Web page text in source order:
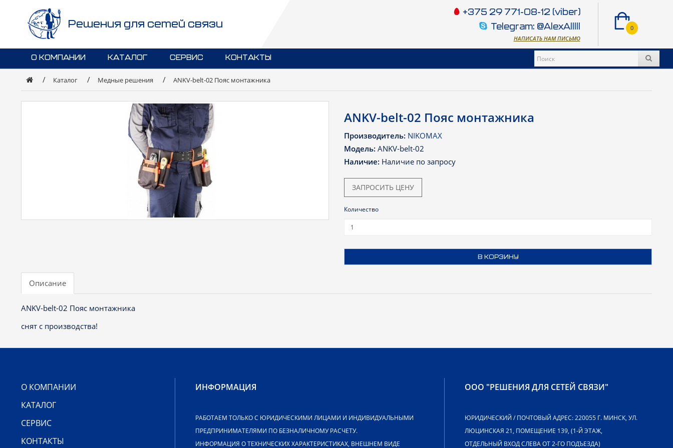
Решения для сетей связи
+375 29 771-08-12 (viber)
Telegram: @AlexAlllll
НАПИСАТЬ НАМ ПИСЬМО
0
О КОМПАНИИ КАТАЛОГ СЕРВИС КОНТАКТЫ
Каталог Медные решения ANKV-belt-02 Пояс монтажника
ANKV-belt-02 Пояс монтажника
Производитель: NIKOMAX
Модель: ANKV-belt-02
Наличие: Наличие по запросу
ЗАПРОСИТЬ ЦЕНУ
Количество
В КОРЗИНУ
Описание
ANKV-belt-02 Пояс монтажника
снят с производства!
О КОМПАНИИ
КАТАЛОГ
СЕРВИС
КОНТАКТЫ
ИНФОРМАЦИЯ
РАБОТАЕМ ТОЛЬКО С ЮРИДИЧЕСКИМИ ЛИЦАМИ И ИНДИВИДУАЛЬНЫМИ
ПРЕДПРИНИМАТЕЛЯМИ ПО БЕЗНАЛИЧНОМУ РАСЧЕТУ.
ИНФОРМАЦИЯ О ТЕХНИЧЕСКИХ ХАРАКТЕРИСТИКАХ, ВНЕШНЕМ ВИДЕ
ООО "РЕШЕНИЯ ДЛЯ СЕТЕЙ СВЯЗИ"
ЮРИДИЧЕСКИЙ / ПОЧТОВЫЙ АДРЕС: 220055 Г. МИНСК, УЛ.
ЛЮЦИНСКАЯ 21, ПОМЕЩЕНИЕ 139, (1-Й ЭТАЖ,
ОТДЕЛЬНЫЙ ВХОД СЛЕВА ОТ 2-ГО ПОДЪЕЗДА)